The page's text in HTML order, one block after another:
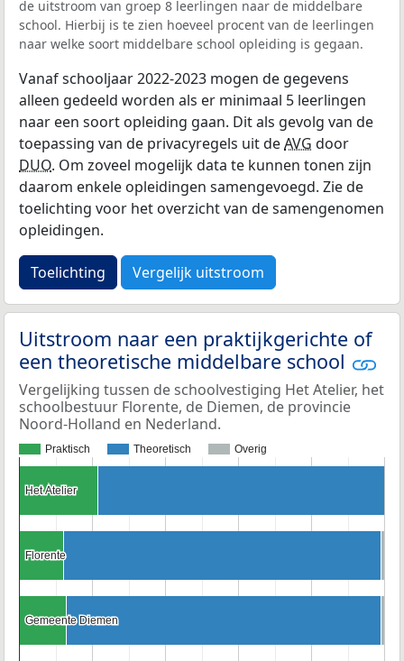
de uitstroom van groep 8 leerlingen naar de middelbare
school. Hierbij is te zien hoeveel procent van de leerlingen
naar welke soort middelbare school opleiding is gegaan.
Vanaf schooljaar 2022-2023 mogen de gegevens
alleen gedeeld worden als er minimaal 5 leerlingen
naar een soort opleiding gaan. Dit als gevolg van de
toepassing van de privacyregels uit deAVG door
DUO. Om zoveel mogelijk data te kunnen tonen zijn
daarom enkele opleidingen samengevoegd. Zie de
toelichting voor het overzicht van de samengenomen
opleidingen.
Toelichting Vergelijk uitstroom
Uitstroom naar een praktijkgerichte of
een theoretische middelbare school
Vergelijking tussen de schoolvestiging Het Atelier, het
schoolbestuur Florente, de Diemen, de provincie
Noord-Holland en Nederland.
Praktisch Theoretisch Overig
Het Atelier
Het Atelier
Florente
Florente
Gemeente Diemen
Gemeente Diemen